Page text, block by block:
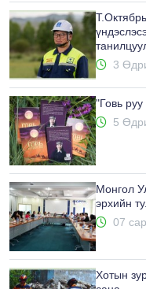
3
"Говь
5
Монгол
эрхийн
07
Хотын